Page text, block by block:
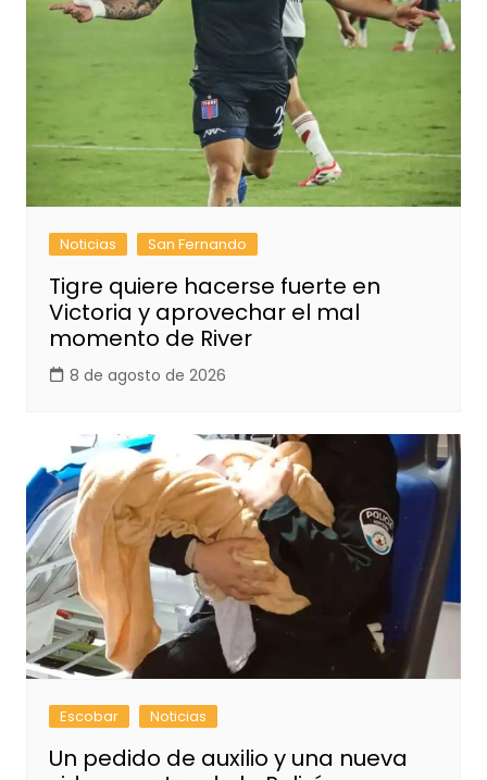
Noticias San Fernando
Tigre quiere hacerse fuerte en
Victoria y aprovechar el mal
momento de River
8 de agosto de 2026
Escobar Noticias
Un pedido de auxilio y una nueva